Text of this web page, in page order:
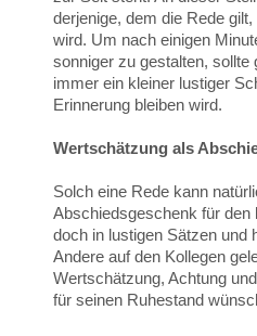
derjenige, dem die Rede
wird. Um nach einigen
sonniger zu gestalten,
immer ein kleiner lustiger
Erinnerung bleiben wird.
Wertschätzung als
Solch eine Rede kann
Abschiedsgeschenk für den
doch in lustigen Sätzen und
Andere auf den Kollegen
Wertschätzung, Achtung
für seinen Ruhestand